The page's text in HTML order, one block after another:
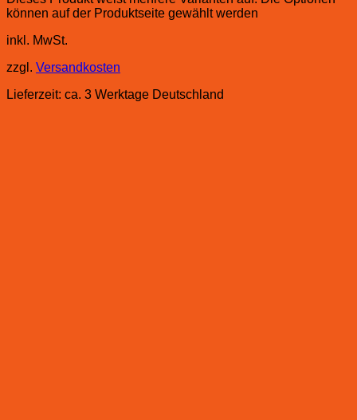
können auf der Produktseite gewählt werden
inkl. MwSt.
zzgl. Versandkosten
Lieferzeit: ca. 3 Werktage Deutschland